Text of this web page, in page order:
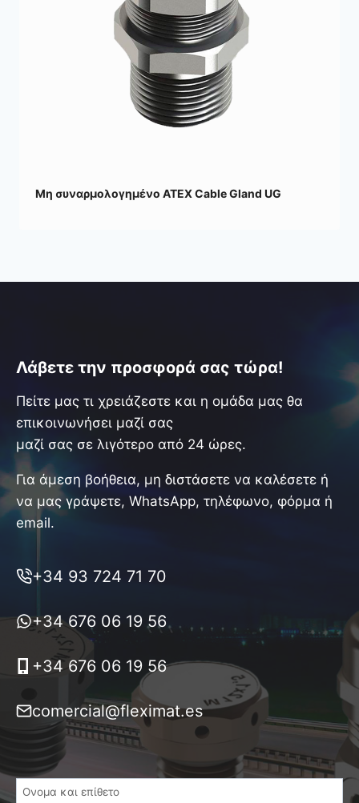
Μη συναρμολογημένο ATEX Cable Gland UG
Λάβετε την προσφορά σας τώρα!
Πείτε μας τι χρειάζεστε και η ομάδα μας θα
επικοινωνήσει μαζί σας
μαζί σας σε λιγότερο από 24 ώρες.
Για άμεση βοήθεια, μη διστάσετε να καλέσετε ή
να μας γράψετε, WhatsApp, τηλέφωνο, φόρμα ή
email.
+34 93 724 71 70
+34 676 06 19 56
+34 676 06 19 56
comercial@fleximat.es